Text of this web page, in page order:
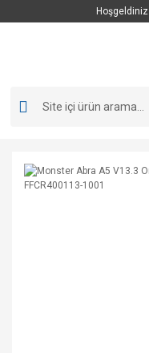
Hoşgeldiniz